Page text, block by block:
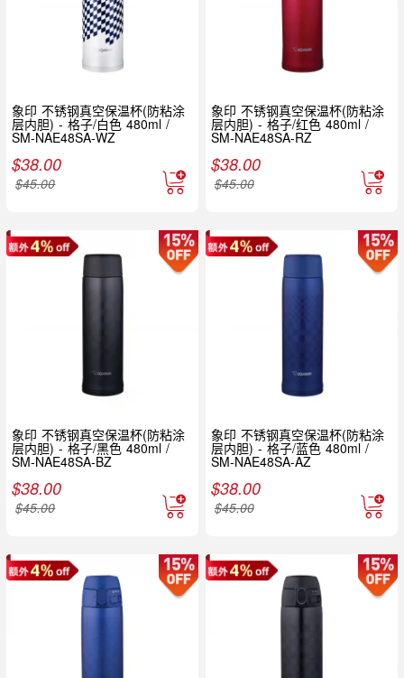
象印 不锈钢真空保温杯(防粘涂
层内胆) - 格子/白色 480ml /
SM-NAE48SA-WZ
$38.00
$45.00
象印 不锈钢真空保温杯(防粘涂
层内胆) - 格子/红色 480ml /
SM-NAE48SA-RZ
$38.00
$45.00
象印 不锈钢真空保温杯(防粘涂
层内胆) - 格子/黑色 480ml /
SM-NAE48SA-BZ
$38.00
$45.00
象印 不锈钢真空保温杯(防粘涂
层内胆) - 格子/蓝色 480ml /
SM-NAE48SA-AZ
$38.00
$45.00